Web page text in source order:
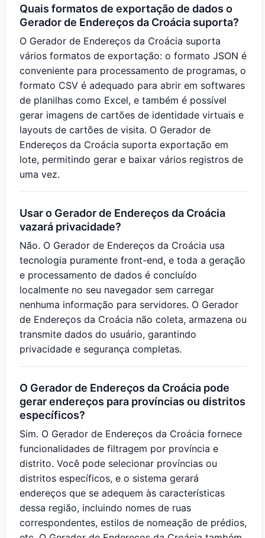
Quais formatos de exportação de dados o
Gerador de Endereços da Croácia suporta?
O Gerador de Endereços da Croácia suporta
vários formatos de exportação: o formato JSON é
conveniente para processamento de programas, o
formato CSV é adequado para abrir em softwares
de planilhas como Excel, e também é possível
gerar imagens de cartões de identidade virtuais e
layouts de cartões de visita. O Gerador de
Endereços da Croácia suporta exportação em
lote, permitindo gerar e baixar vários registros de
uma vez.
Usar o Gerador de Endereços da Croácia
vazará privacidade?
Não. O Gerador de Endereços da Croácia usa
tecnologia puramente front-end, e toda a geração
e processamento de dados é concluído
localmente no seu navegador sem carregar
nenhuma informação para servidores. O Gerador
de Endereços da Croácia não coleta, armazena ou
transmite dados do usuário, garantindo
privacidade e segurança completas.
O Gerador de Endereços da Croácia pode
gerar endereços para províncias ou distritos
específicos?
Sim. O Gerador de Endereços da Croácia fornece
funcionalidades de filtragem por província e
distrito. Você pode selecionar províncias ou
distritos específicos, e o sistema gerará
endereços que se adequem às características
dessa região, incluindo nomes de ruas
correspondentes, estilos de nomeação de prédios,